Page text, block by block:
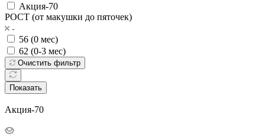
Акция-70
РОСТ (от макушки до пяточек)
56 (0 мес)
62 (0-3 мес)
Очистить фильтр
Показать
Акция-70